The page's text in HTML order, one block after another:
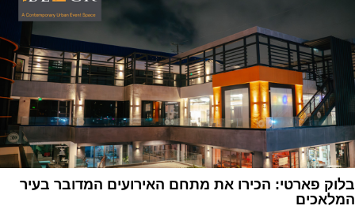
בלוק פארטי: הכירו את מתחם האירועים המדובר בעיר
המלאכים